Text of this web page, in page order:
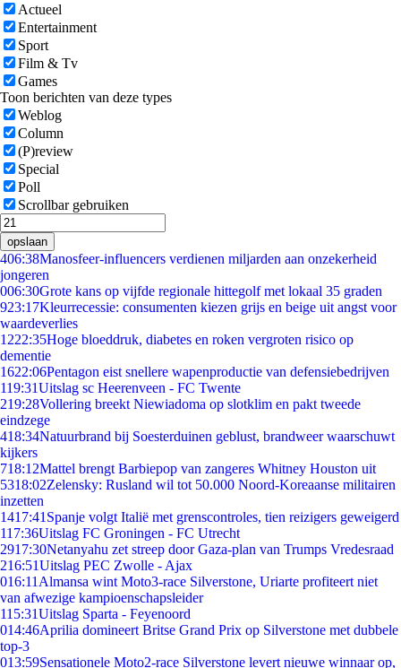
Actueel
Entertainment
Sport
Film & Tv
Games
Toon berichten van deze types
Weblog
Column
(P)review
Special
Poll
Scrollbar gebruiken
opslaan
406:38Manosfeer-influencers verdienen miljarden aan onzekerheid
jongeren
006:30Grote kans op vijfde regionale hittegolf met lokaal 35 graden
923:17Kleurrecessie: consumenten kiezen grijs en beige uit angst voor
waardeverlies
1222:35Hoge bloeddruk, diabetes en roken vergroten risico op
dementie
1622:06Pentagon eist snellere wapenproductie van defensiebedrijven
119:31Uitslag sc Heerenveen - FC Twente
219:28Vollering breekt Niewiadoma op slotklim en pakt tweede
eindzege
418:34Natuurbrand bij Soesterduinen geblust, brandweer waarschuwt
kijkers
718:12Mattel brengt Barbiepop van zangeres Whitney Houston uit
5318:02Zelensky: Rusland wil tot 50.000 Noord-Koreaanse militairen
inzetten
1417:41 Spanje volgt Italië met grenscontroles, tien reizigers geweigerd
117:36Uitslag FC Groningen - FC Utrecht
2917:30Netanyahu zet streep door Gaza-plan van Trumps Vredesraad
216:51Uitslag PEC Zwolle - Ajax
016:11 Almansa wint Moto3-race Silverstone, Uriarte profiteert niet
van afwezige kampioenschapsleider
115:31Uitslag Sparta - Feyenoord
014:46Aprilia domineert Britse Grand Prix op Silverstone met dubbele
top-3
013:59Sensationele Moto2-race Silverstone levert nieuwe winnaar op,